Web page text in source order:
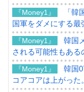
『Money1』
「
国軍をダメにする最
『Money1』
韓国
される可能性もある
『Money1』
韓国
コアコアは上がった。